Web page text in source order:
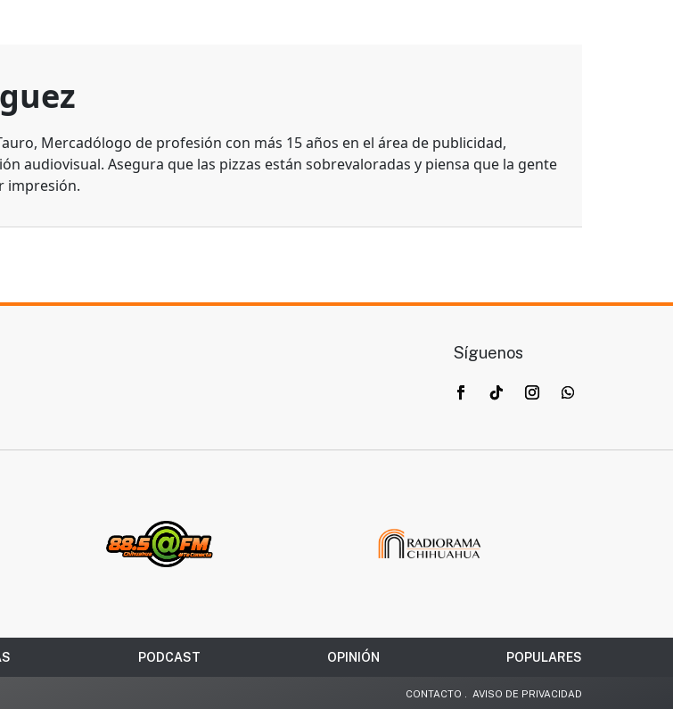
Mercadólogo de profesión con más 15 años en el área de publicidad,
audiovisual. Asegura que las pizzas están sobrevaloradas y piensa que la gente
impresión.
Síguenos
PODCAST OPINIÓN POPULARES
CONTACTO AVISO DE PRIVACIDAD